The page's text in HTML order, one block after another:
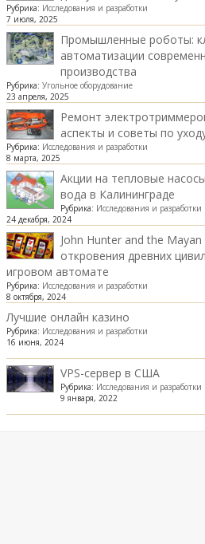
Рубрика: Исследования и разработки
7 июля, 2025
Промышленные роботы:
автоматизации
производства
Рубрика: Угольное оборудование
23 апреля, 2025
Ремонт
аспекты и советы по
Рубрика: Исследования и разработки
8 марта, 2025
Акции на тепловые
вода в Калининграде
Рубрика: Исследования и разработки
24 декабря, 2024
John Hunter and the Mayan
откровения древних
игровом автомате
Рубрика: Исследования и разработки
8 октября, 2024
Лучшие онлайн казино
Рубрика: Исследования и разработки
16 июня, 2024
VPS-сервер в США
Рубрика: Исследования и разработки
9 января, 2022